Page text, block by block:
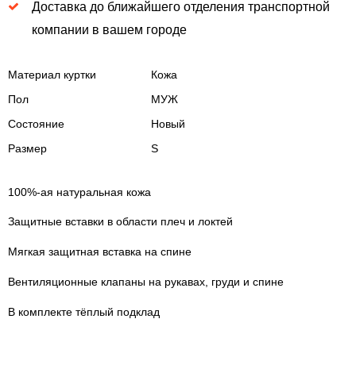
Доставка до ближайшего отделения транспортной
компании в вашем городе
Материал куртки
Кожа
Пол
МУЖ
Состояние
Новый
Размер
S
100%-ая натуральная кожа
Защитные вставки в области плеч и локтей
Мягкая защитная вставка на спине
Вентиляционные клапаны на рукавах, груди и спине
В комплекте тёплый подклад